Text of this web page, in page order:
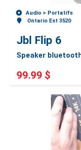
Audio > Portatifs
Ontario Est 3520
Jbl Flip 6
Speaker
99.99 $